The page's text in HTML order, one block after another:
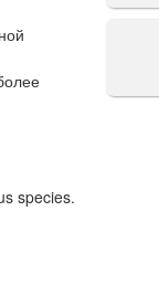
species.